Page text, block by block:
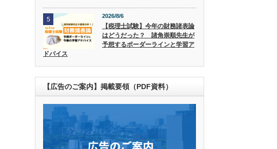
5 2026/8/6
【税理士試験】今年の財務諸表論
はどうだった？ 諸角崇順先生が
予想するボーダーラインと学習ア
ドバイス
【広告のご案内】掲載要領（PDF資料）